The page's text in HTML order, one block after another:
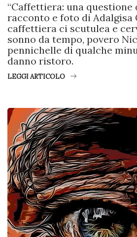
“Caffettiera: una questione
racconto e foto di Adalgisa
caffettiera ci scutulea e
sonno da tempo, povero
pennichelle di qualche
danno ristoro.
LEGGI ARTICOLO